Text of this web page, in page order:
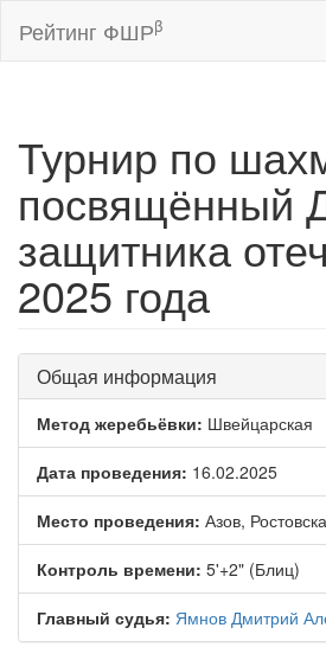
Рейтинг ФШРβ
Турнир по
посвящённый
защитника
2025 года
Общая информация
Метод жеребьёвки: Швейцарская
Дата проведения: 16.02.2025
Место проведения: Азов,
Контроль времени: 5'+2" (Блиц)
Главный судья: Ямнов Дмитрий